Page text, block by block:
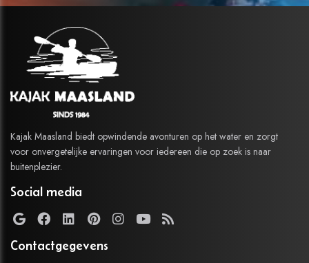
Kajak Maasland biedt opwindende avonturen op het water en zorgt
voor onvergetelijke ervaringen voor iedereen die op zoek is naar
buitenplezier.
Social media
Contactgegevens